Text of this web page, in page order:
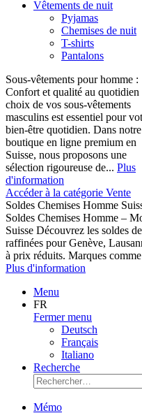
Vêtements de nuit
Pyjamas
Chemises de nuit
T-shirts
Pantalons
Sous-vêtements pour homme :
Confort et qualité au quotidien
choix de vos sous-vêtements
masculins est essentiel pour
bien-être quotidien. Dans notre
boutique en ligne premium en
Suisse, nous proposons une
sélection rigoureuse de... Plus
d'information
Accéder à la catégorie Vente
Soldes Chemises Homme
Soldes Chemises Homme –
Suisse Découvrez les soldes
raffinées pour Genève,
à prix réduits. Marques
Plus d'information
Menu
FR
Fermer menu
Deutsch
Français
Italiano
Recherche
Mémo